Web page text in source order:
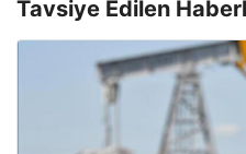
Tavsiye Edilen